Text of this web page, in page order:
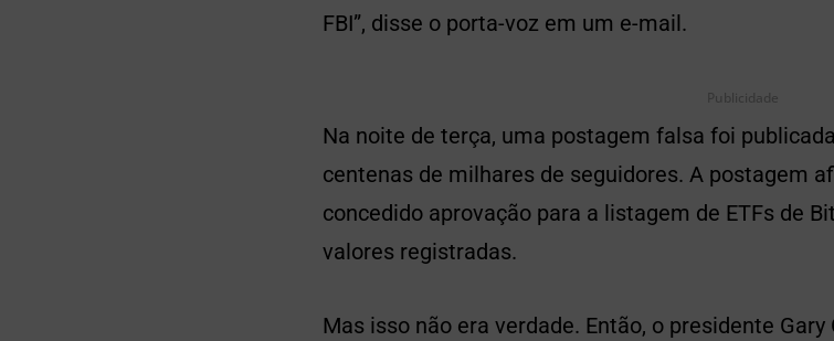
FBI”, disse o porta-voz em um e-mail.
Publicidade
Na noite de terça, uma postagem falsa foi
centenas de milhares de seguidores. A postagem
concedido aprovação para a listagem de ETFs de
valores registradas.
Mas isso não era verdade. Então, o presidente